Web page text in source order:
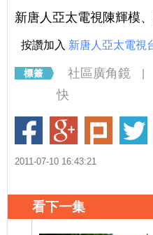
新唐人亞太電視陳輝模
按讚加入 新唐人亞太電視
社區廣角鏡
快
2011-07-10 16:43:21
看下一集